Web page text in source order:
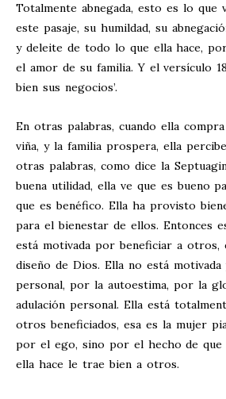
Totalmente abnegada, esto es lo que
este pasaje, su humildad, su
y deleite de todo lo que ella hace,
el amor de su familia. Y el versículo
bien sus negocios’.
En otras palabras, cuando ella
viña, y la familia prospera, ella
otras palabras, como dice la
buena utilidad, ella ve que es bueno
que es benéfico. Ella ha provisto
para el bienestar de ellos. Entonces
está motivada por beneficiar a otros,
diseño de Dios. Ella no está
personal, por la autoestima, por la
adulación personal. Ella está
otros beneficiados, esa es la mujer
por el ego, sino por el hecho de que
ella hace le trae bien a otros.